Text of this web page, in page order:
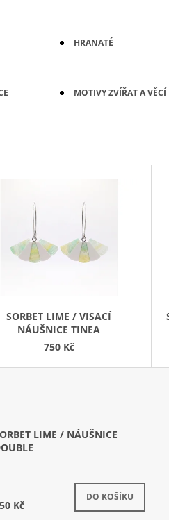
HRANATÉ
MOTIVY ZVÍŘAT A VĚCÍ
SORBET LIME / VISACÍ
NÁUŠNICE TINEA
750 Kč
LIME / NÁUŠNICE
Kč
DO KOŠÍKU